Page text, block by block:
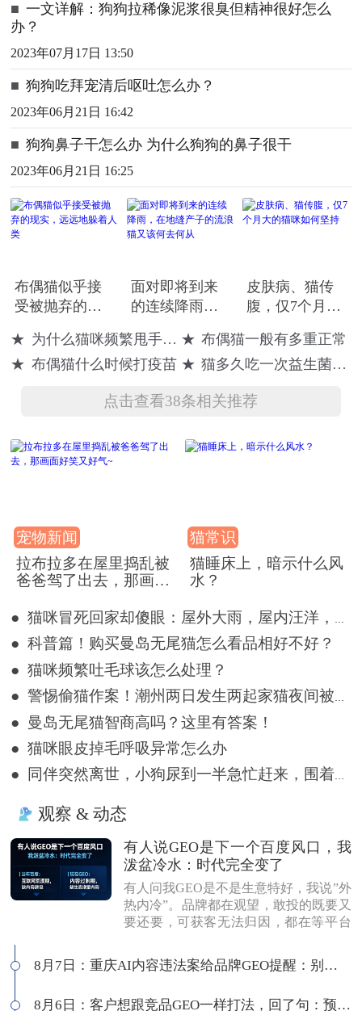
■ 一文详解：狗狗拉稀像泥浆很臭但精神很好怎么
办？
2023年07月17日 13:50
■ 狗狗吃拜宠清后呕吐怎么办？
2023年06月21日 16:42
■ 狗狗鼻子干怎么办 为什么狗狗的鼻子很干
2023年06月21日 16:25
布偶猫似乎接
受被抛弃的现
着人类
面对即将到来
的连续降雨，
流浪猫又该何
去何从
皮肤病、猫传
腹，仅7个月大
持
★ 为什么猫咪频繁甩手动脚 ★ 布偶猫一般有多重正常
★ 布偶猫什么时候打疫苗 ★ 猫多久吃一次益生菌比较好
点击查看38条相关推荐
宠物新闻
拉布拉多在屋里捣乱被
爸爸驾了出去，那画面
猫常识
猫睡床上，暗示什么风
水？
● 科普篇！购买曼岛无尾猫怎么看品相好不好？
● 猫咪频繁吐毛球该怎么处理？
● 警惕偷猫作案！潮州两日发生两起家猫夜间被盗事件
● 曼岛无尾猫智商高吗？这里有答案！
● 猫咪眼皮掉毛呼吸异常怎么办
● 同伴突然离世，小狗尿到一半急忙赶来，围着遗体久久哀嚎
观察 & 动态
有人说GEO是下一个百度风口，我
泼盆冷水：时代完全变了
有人问我GEO是不是生意特好，我说”外
热内冷”。品牌都在观望，敢投的既要又
要还要，可获客无法归因，都在等平台
的百度代理风口，我不认同：当年缺内
容，现在缺增量内容；当年用户好引
应商，拿A的问题问B，没点道行当场露
8月7日：重庆AI内容违法案给品牌GEO提醒：别把AI当挡箭牌
8月6日：客户想跟竞品GEO一样打法，回了句：预算够吗